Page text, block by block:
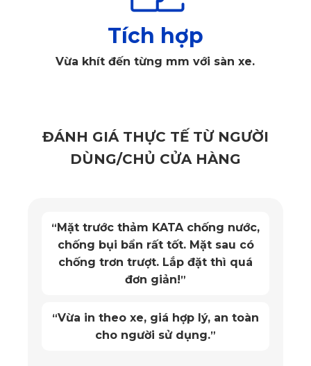
Thảm ô tô Range Rover 2022 sử dụng vật liệu PVC cao cấp
Xem thêm >>> Thảm lót sàn ô tô Range Rover Evoque
Range Rover 2022 có độ bền bỉ rất cao. Thảm không chỉ
chống lại được các yếu tố môi trường tác động mà còn có
độ đàn hồi cao. Dưới ngoại lực, nhiệt độ cao đều không làm
đánh giá thảm lót sàn sử dụng qua 3 4 năm nhưng vẫn còn
Tích hợp
Vừa khít đến từng mm với sàn xe.
ĐÁNH GIÁ THỰC TẾ TỪ NGƯỜI
DÙNG/CHỦ CỬA HÀNG
“Mặt trước thảm KATA chống nước,
chống bụi bẩn rất tốt. Mặt sau có
chống trơn trượt. Lắp đặt thì quá
đơn giản!”
“Vừa in theo xe, giá hợp lý, an toàn
cho người sử dụng.”